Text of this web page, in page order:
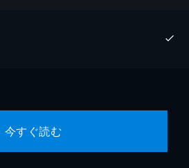
今すぐ読む